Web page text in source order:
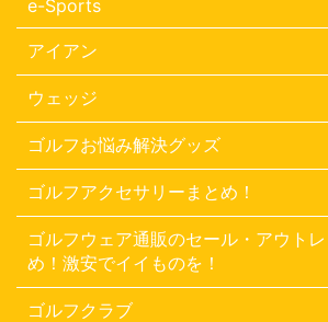
e-Sports
アイアン
ウェッジ
ゴルフお悩み解決グッズ
ゴルフアクセサリーまとめ！
ゴルフウェア通販のセール・アウト
め！激安でイイものを！
ゴルフクラブ